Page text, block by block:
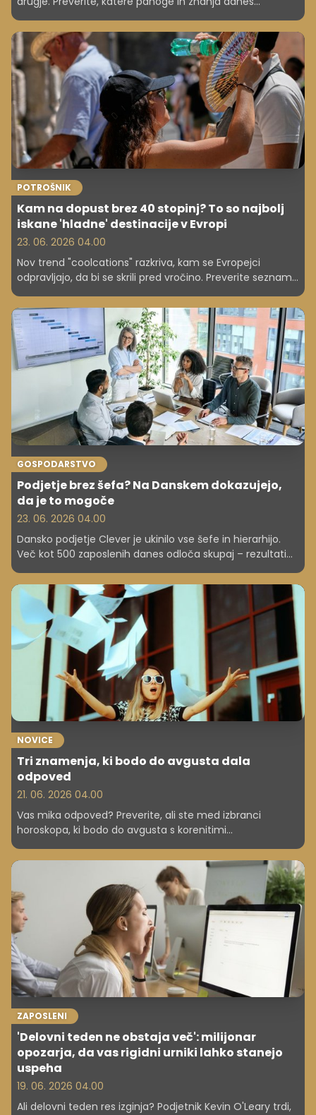
prinašajo največ zaslužka ter zakaj.
POTROŠNIK
Kam na dopust brez 40 stopinj? To so najbolj
iskane 'hladne' destinacije v Evropi
23. 06. 2026 04.00
Nov trend "coolcations" razkriva, kam se Evropejci
odpravljajo, da bi se skrili pred vročino. Preverite seznam
najhladnejših destinacij poleti 2026 in zakaj postajajo vse
bolj priljubljene. Sem bežijo tisti, ki ne prenesejo več 35
stopinj Celzija.
GOSPODARSTVO
Podjetje brez šefa? Na Danskem dokazujejo,
da je to mogoče
23. 06. 2026 04.00
Dansko podjetje Clever je ukinilo vse šefe in hierarhijo.
Več kot 500 zaposlenih danes odloča skupaj – rezultati
NOVICE
Tri znamenja, ki bodo do avgusta dala
odpoved
21. 06. 2026 04.00
Vas mika odpoved? Preverite, ali ste med izbranci
horoskopa, ki bodo do avgusta s korenitimi
ZAPOSLENI
'Delovni teden ne obstaja več': milijonar
opozarja, da vas rigidni urniki lahko stanejo
uspeha
19. 06. 2026 04.00
Ali delovni teden res izginja? Podjetnik Kevin O'Leary trdi,